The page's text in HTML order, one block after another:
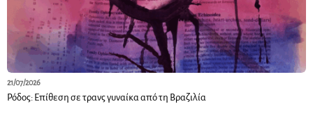
21/07/2026
Ρόδος: Επίθεση σε τρανς γυναίκα από τη Βραζιλία